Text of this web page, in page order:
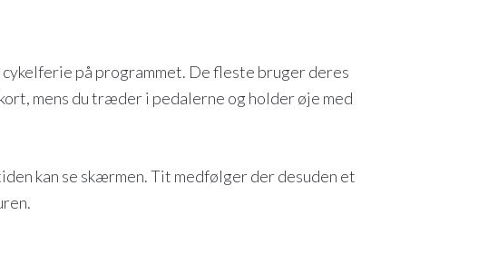
på programmet. De fleste bruger deres
mens du træder i pedalerne og holder øje med
kan se skærmen. Tit medfølger der desuden et